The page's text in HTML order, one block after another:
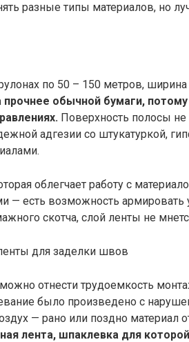
разные типы материалов, но
по 50 – 150 метров,
обычной бумаги, потому
Поверхность полосы не
адгезии со штукатуркой,
облегчает работу с
— есть возможность армировать
скотча, слой ленты не
отнести трудоемкость
было произведено с
— рано или поздно материал
лента, шпаклевка для